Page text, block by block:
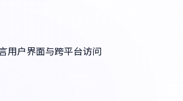
用户界面与跨平台访问